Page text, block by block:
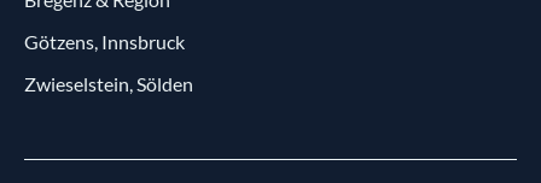
Götzens, Innsbruck
Zwieselstein, Sölden